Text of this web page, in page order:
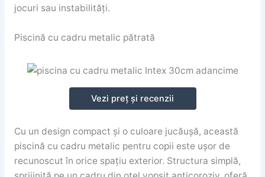
jocuri sau instabilități.
Piscină cu cadru metalic pătrată
Vezi preț și recenzii
Cu un design compact și o culoare jucăușă, această
piscină cu cadru metalic pentru copii este ușor de
recunoscut în orice spațiu exterior. Structura simplă,